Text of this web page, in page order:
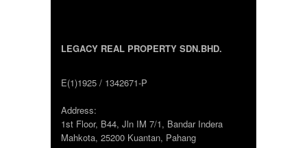
LEGACY REAL PROPERTY SDN.BHD.
E(1)1925 / 1342671-P
Address:
1st Floor, B44, Jln IM 7/1, Bandar Indera
Mahkota, 25200 Kuantan, Pahang